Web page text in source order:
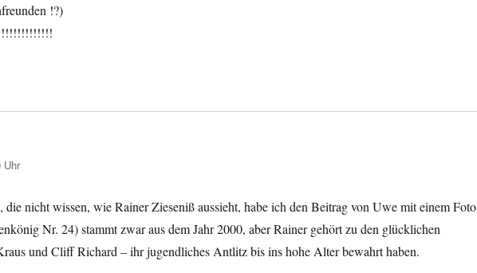
!?)
Uhr
die nicht wissen, wie Rainer Zieseniß aussieht, habe ich den Beitrag von Uwe mit einem Foto
Nr. 24) stammt zwar aus dem Jahr 2000, aber Rainer gehört zu den glücklichen
und Cliff Richard – ihr jugendliches Antlitz bis ins hohe Alter bewahrt haben.